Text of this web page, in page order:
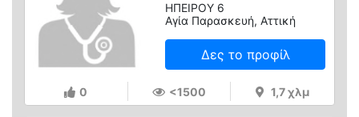
ΗΠΕΙΡΟΥ 6
Αγία Παρασκευή, Αττική
Δες το προφίλ
0 <1500 1,7 χλμ